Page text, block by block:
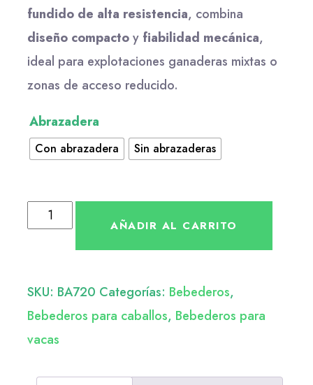
fundido de alta resistencia, combina
diseño compactoy fiabilidad mecánica,
ideal para explotaciones ganaderas mixtas o
zonas de acceso reducido.
Abrazadera
Con abrazadera Sin abrazaderas
AÑADIR AL CARRITO
SKU: BA720 Categorías: Bebederos,
Bebederos para caballos, Bebederos para
vacas